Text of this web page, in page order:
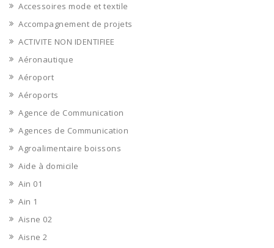
Accessoires mode et textile
Accompagnement de projets
ACTIVITE NON IDENTIFIEE
Aéronautique
Aéroport
Aéroports
Agence de Communication
Agences de Communication
Agroalimentaire boissons
Aide à domicile
Ain 01
Ain 1
Aisne 02
Aisne 2